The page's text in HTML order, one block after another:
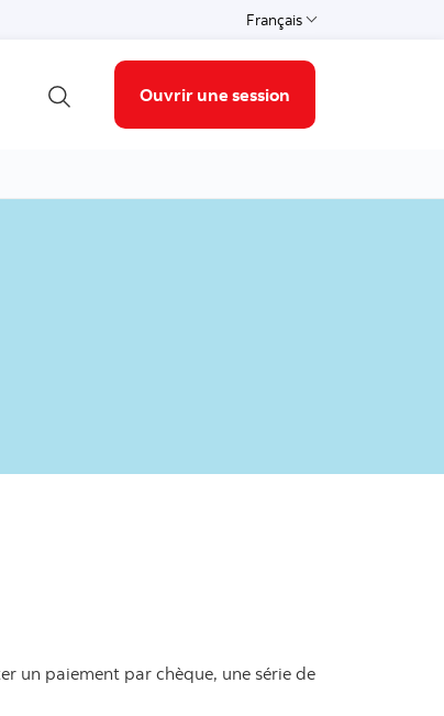
Français
Français
Open search
Ouvrir une session
un paiement par chèque, une série de